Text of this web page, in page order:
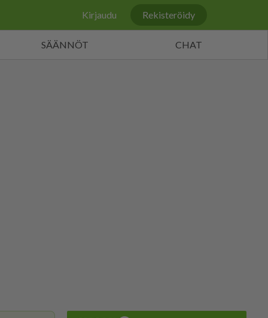
Kirjaudu Rekisteröidy
SÄÄNNÖT CHAT